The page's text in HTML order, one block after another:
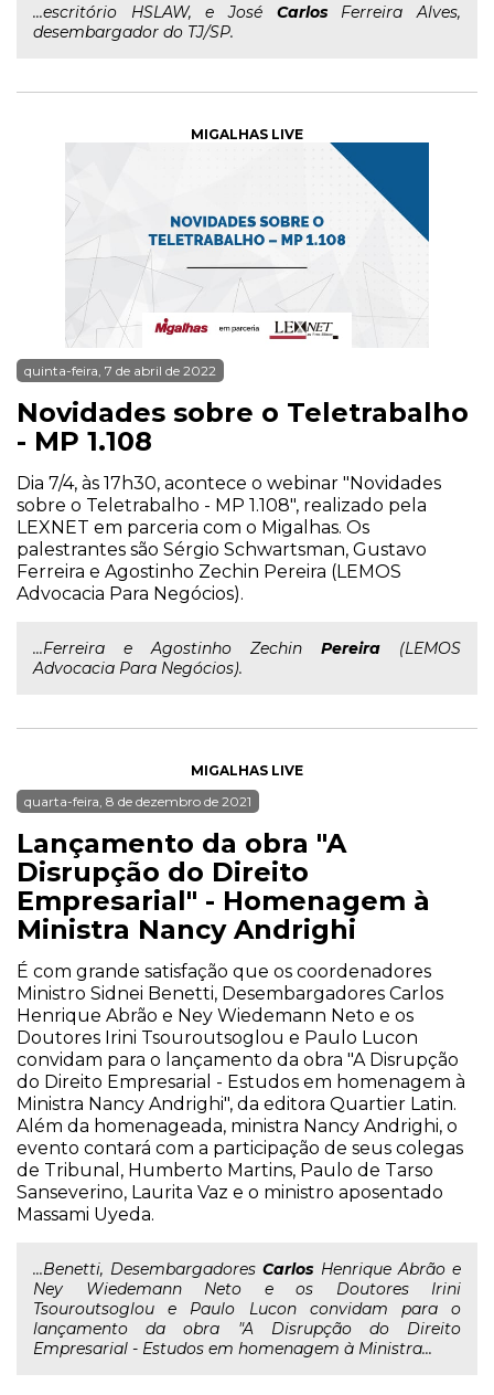
...escritório HSLAW, e José CarlosFerreira Alves,
desembargador do TJ/SP.
MIGALHAS LIVE
quinta-feira, 7 de abril de 2022
Novidades sobre o Teletrabalho
- MP 1.108
Dia 7/4, às 17h30, acontece o webinar "Novidades
sobre o Teletrabalho - MP 1.108", realizado pela
LEXNET em parceria com o Migalhas. Os
palestrantes são Sérgio Schwartsman, Gustavo
Ferreira e Agostinho Zechin Pereira (LEMOS
Advocacia Para Negócios).
...Ferreira e Agostinho Zechin Pereira (LEMOS
Advocacia Para Negócios).
MIGALHAS LIVE
quarta-feira, 8 de dezembro de 2021
Lançamento da obra "A
Disrupção do Direito
Empresarial" - Homenagem à
Ministra Nancy Andrighi
É com grande satisfação que os coordenadores
Ministro Sidnei Benetti, Desembargadores Carlos
Henrique Abrão e Ney Wiedemann Neto e os
Doutores Irini Tsouroutsoglou e Paulo Lucon
convidam para o lançamento da obra "A Disrupção
do Direito Empresarial - Estudos em homenagem à
Ministra Nancy Andrighi", da editora Quartier Latin.
Além da homenageada, ministra Nancy Andrighi, o
evento contará com a participação de seus colegas
de Tribunal, Humberto Martins, Paulo de Tarso
Sanseverino, Laurita Vaz e o ministro aposentado
Massami Uyeda.
...Benetti, DesembargadoresCarlos Henrique Abrão e
Ney Wiedemann Neto e os Doutores Irini
Tsouroutsoglou e Paulo Lucon convidam para o
lançamento da obra "A Disrupção do Direito
Empresarial - Estudos em homenagem à Ministra...